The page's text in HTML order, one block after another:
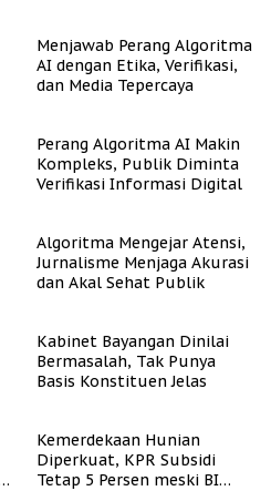
Menjawab Perang Algoritma
AI dengan Etika, Verifikasi,
dan Media Tepercaya
Perang Algoritma AI Makin
Kompleks, Publik Diminta
Verifikasi Informasi Digital
Algoritma Mengejar Atensi,
Jurnalisme Menjaga Akurasi
dan Akal Sehat Publik
Kabinet Bayangan Dinilai
Bermasalah, Tak Punya
Basis Konstituen Jelas
Kemerdekaan Hunian
Diperkuat, KPR Subsidi
Tetap 5 Persen meski BI